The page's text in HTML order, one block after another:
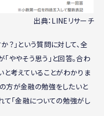
出典：LINEリサーチ
？」という質問に対して、全
ややそう思う」と回答。合わ
と考えていることがわかりま
方が金融の勉強をしたいと
「金融についての勉強がし